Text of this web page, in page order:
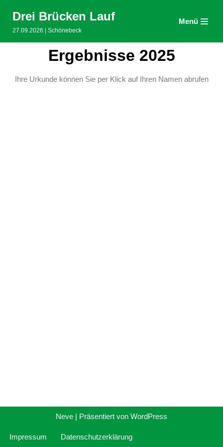
Zum
Drei Brücken Lauf
27.09.2026 | Schönebeck
Menü
Ergebnisse 2025
Ihre Urkunde können Sie per Klick auf Ihren Namen abrufen
Neve | Präsentiert von WordPress
Impressum Datenschutzerklärung